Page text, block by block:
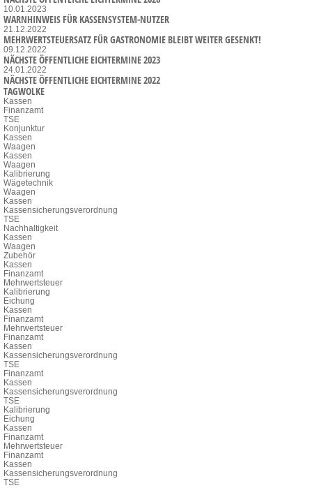
10.01.2023
WARNHINWEIS FÜR KASSENSYSTEM-NUTZER
21.12.2022
MEHRWERTSTEUERSATZ FÜR GASTRONOMIE BLEIBT WEITER GESENKT!
09.12.2022
NÄCHSTE ÖFFENTLICHE EICHTERMINE 2023
24.01.2022
NÄCHSTE ÖFFENTLICHE EICHTERMINE 2022
TAGWOLKE
Kassen
Finanzamt
TSE
Konjunktur
Kassen
Waagen
Kassen
Waagen
Kalibrierung
Wägetechnik
Waagen
Kassen
Kassensicherungsverordnung
TSE
Nachhaltigkeit
Kassen
Waagen
Zubehör
Kassen
Finanzamt
Mehrwertsteuer
Kalibrierung
Eichung
Kassen
Finanzamt
Mehrwertsteuer
Finanzamt
Kassen
Kassensicherungsverordnung
TSE
Finanzamt
Kassen
Kassensicherungsverordnung
TSE
Kalibrierung
Eichung
Kassen
Finanzamt
Mehrwertsteuer
Finanzamt
Kassen
Kassensicherungsverordnung
TSE